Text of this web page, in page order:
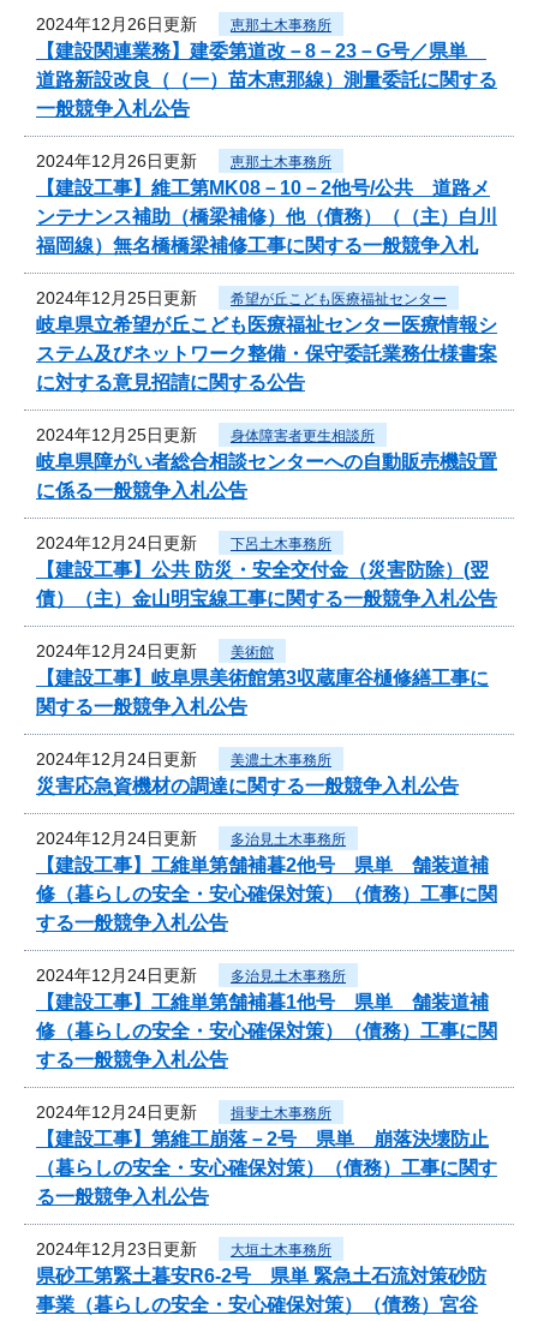
2024年12月26日更新 恵那土木事務所
【建設関連業務】建委第道改－8－23－G号／県単
道路新設改良（（一）苗木恵那線）測量委託に関する
一般競争入札公告
2024年12月26日更新 恵那土木事務所
【建設工事】維工第MK08－10－2他号/公共 道路メ
ンテナンス補助（橋梁補修）他（債務）（（主）白川
福岡線）無名橋橋梁補修工事に関する一般競争入札
2024年12月25日更新 希望が丘こども医療福祉センター
岐阜県立希望が丘こども医療福祉センター医療情報シ
ステム及びネットワーク整備・保守委託業務仕様書案
に対する意見招請に関する公告
2024年12月25日更新 身体障害者更生相談所
岐阜県障がい者総合相談センターへの自動販売機設置
に係る一般競争入札公告
2024年12月24日更新 下呂土木事務所
【建設工事】公共 防災・安全交付金（災害防除）(翌
債）（主）金山明宝線工事に関する一般競争入札公告
2024年12月24日更新 美術館
【建設工事】岐阜県美術館第3収蔵庫谷樋修繕工事に
関する一般競争入札公告
2024年12月24日更新 美濃土木事務所
災害応急資機材の調達に関する一般競争入札公告
2024年12月24日更新 多治見土木事務所
【建設工事】工維単第舗補暮2他号 県単 舗装道補
修（暮らしの安全・安心確保対策）（債務）工事に関
する一般競争入札公告
2024年12月24日更新 多治見土木事務所
【建設工事】工維単第舗補暮1他号 県単 舗装道補
修（暮らしの安全・安心確保対策）（債務）工事に関
する一般競争入札公告
2024年12月24日更新 揖斐土木事務所
【建設工事】第維工崩落－2号 県単 崩落決壊防止
（暮らしの安全・安心確保対策）（債務）工事に関す
る一般競争入札公告
2024年12月23日更新 大垣土木事務所
県砂工第緊土暮安R6-2号 県単 緊急土石流対策砂防
事業（暮らしの安全・安心確保対策）（債務）宮谷